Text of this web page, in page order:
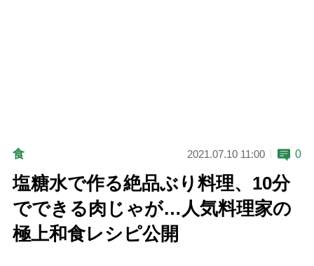
食 2021.07.10 11:00 0
塩糖水で作る絶品ぶり料理、10分
でできる肉じゃが…人気料理家の
極上和食レシピ公開